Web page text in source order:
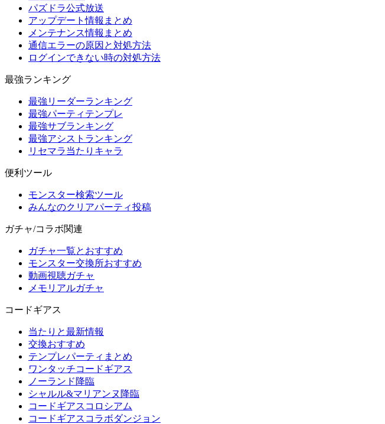
パズドラ公式放送
アップデート情報まとめ
メンテナンス情報まとめ
通信エラーの原因と対処方法
ログインできない時の対処方法
最強ランキング
最強リーダーランキング
最強パーティテンプレ
最強サブランキング
最強アシストランキング
リセマラ当たりキャラ
便利ツール
モンスター検索ツール
みんなのクリアパーティ投稿
ガチャ/コラボ関連
ガチャ一覧とおすすめ
モンスター交換所おすすめ
動画視聴ガチャ
メモリアルガチャ
コードギアス
当たりと最新情報
交換おすすめ
テンプレパーティまとめ
ワンタッチコードギアス
ノーランド降臨
シャルル&マリアンヌ降臨
コードギアスコロシアム
コードギアスコラボダンジョン